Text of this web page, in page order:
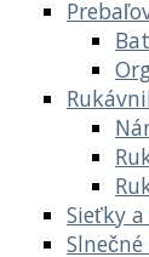
Sieťky